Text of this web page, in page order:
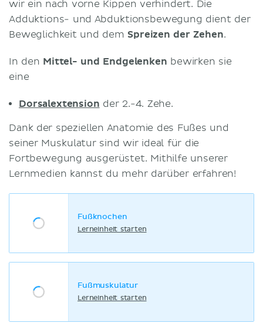
wir ein nach vorne Kippen verhindert. Die
Adduktions- und Abduktionsbewegung dient der
Beweglichkeit und dem Spreizen der Zehen.
In den Mittel- und Endgelenken bewirken sie
eine
Dorsalextension der 2.-4. Zehe.
Dank der speziellen Anatomie des Fußes und
seiner Muskulatur sind wir ideal für die
Fortbewegung ausgerüstet. Mithilfe unserer
Lernmedien kannst du mehr darüber erfahren!
Fußknochen
Lerneinheit starten
Fußmuskulatur
Lerneinheit starten